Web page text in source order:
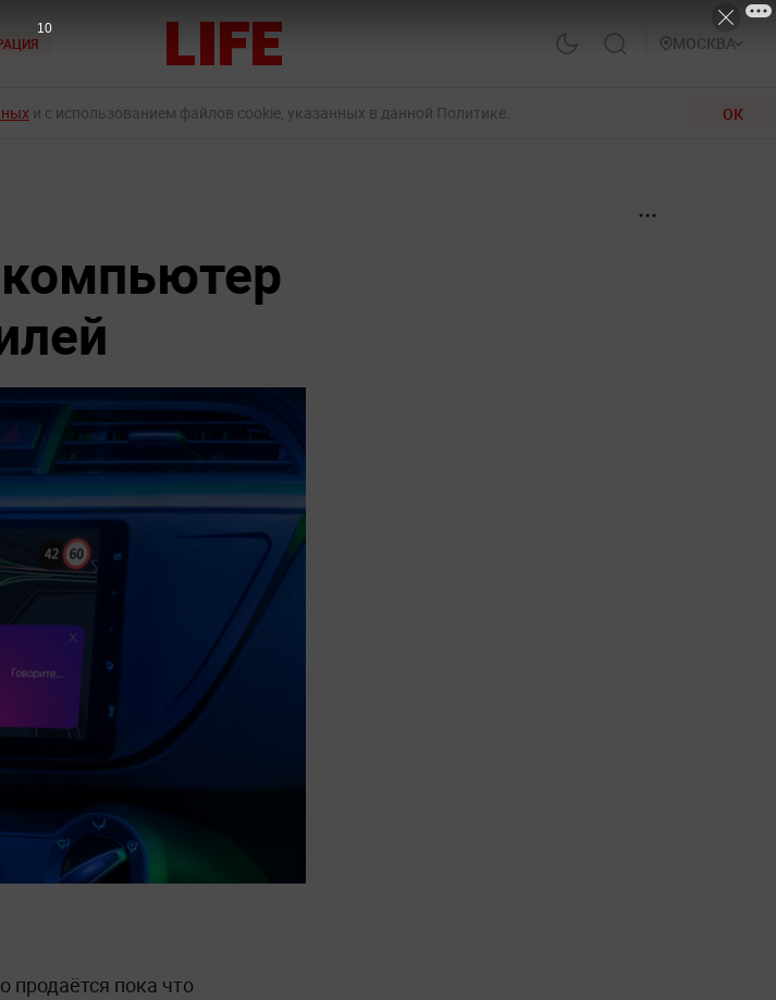
МОСКВА
и с использованием файлов cookie, указанных в данной Политике. ОК
продаётся пока что
8